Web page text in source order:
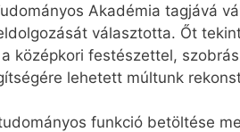
Akadémia tagjává
választotta. Őt
középkori festészettel,
lehetett múltunk
funkció betöltése